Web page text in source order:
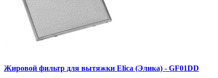
Жировой фильтр для вытяжки Elica (Элика) - GF01DD